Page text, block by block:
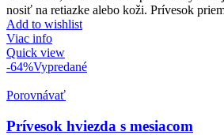
nosiť na retiazke alebo koži. Prívesok
Add to wishlist
Viac info
Quick view
-64%Vypredané
Porovnávať
Prívesok hviezda s mesiacom